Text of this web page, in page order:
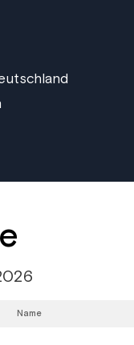
Name